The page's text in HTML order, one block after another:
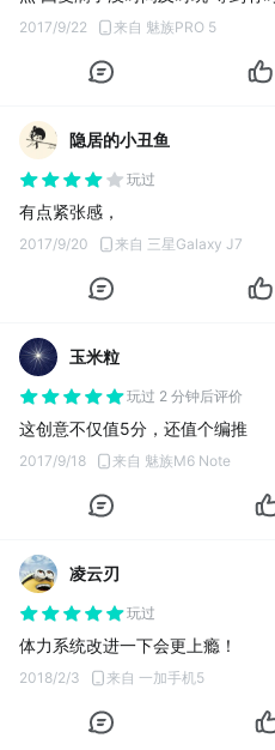
2017/9/22 来自 魅族PRO 5
隐居的小丑鱼
玩过
有点紧张感，
2017/9/20 来自 三星Galaxy J7
玉米粒
玩过 2 分钟后评价
这创意不仅值5分，还值个编推
2017/9/18 来自 魅族M6 Note
凌云刃
玩过
体力系统改进一下会更上瘾！
2018/2/3 来自 一加手机5